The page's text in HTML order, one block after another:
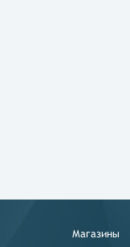
Магазины